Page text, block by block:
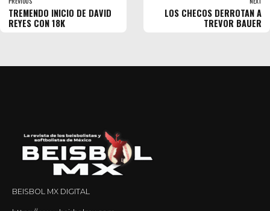
TREMENDO INICIO DE DAVID
REYES CON 18K
LOS CHECOS DERROTAN A
TREVOR BAUER
BEISBOL MX DIGITAL